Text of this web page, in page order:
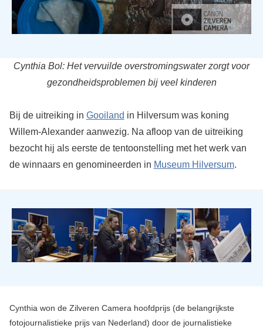
Cynthia Bol: Het vervuilde overstromingswater zorgt voor
gezondheidsproblemen bij veel kinderen
Bij de uitreiking in Gooiland in Hilversum was koning
Willem-Alexander aanwezig. Na afloop van de uitreiking
bezocht hij als eerste de tentoonstelling met het werk van
de winnaars en genomineerden in Museum Hilversum.
Cynthia won de Zilveren Camera hoofdprijs (de belangrijkste
fotojournalistieke prijs van Nederland) door de journalistieke